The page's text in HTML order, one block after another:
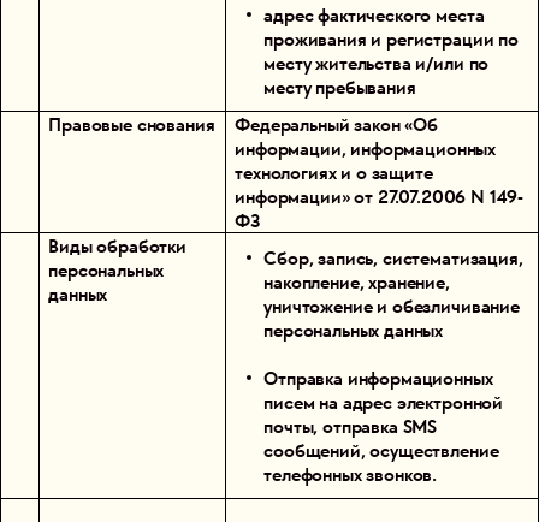
адрес фактического места
проживания и регистрации по
месту жительства и/или по
месту пребывания
Правовые снования
Федеральный закон «Об
информации, информационных
технологиях и о защите
информации» от 27.07.2006 N 149-
ФЗ
Виды обработки
персональных
данных
Сбор, запись, систематизация,
накопление, хранение,
уничтожение и обезличивание
персональных данных
Отправка информационных
писем на адрес электронной
почты, отправка SMS
сообщений, осуществление
телефонных звонков.